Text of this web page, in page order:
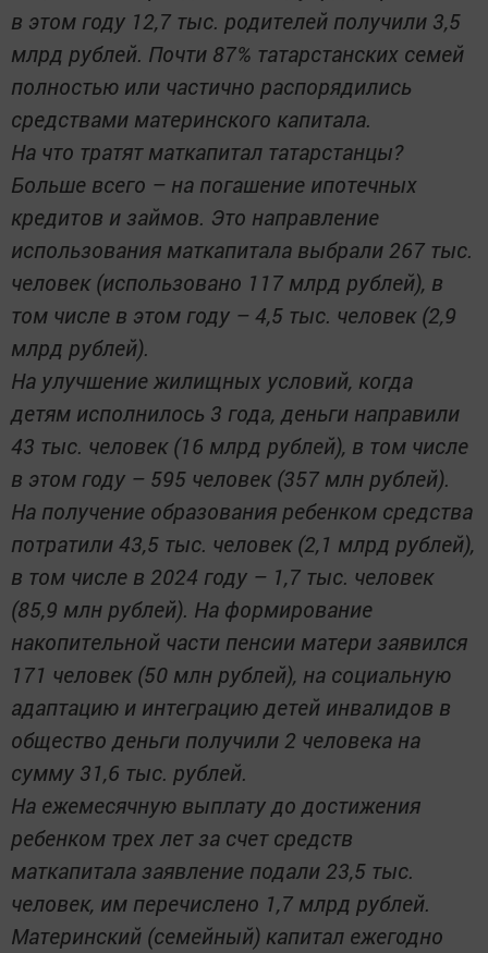
в этом году 12,7 тыс. родителей получили 3,5
млрд рублей. Почти 87% татарстанских семей
полностью или частично распорядились
средствами материнского капитала.
На что тратят маткапитал татарстанцы?
Больше всего – на погашение ипотечных
кредитов и займов. Это направление
использования маткапитала выбрали 267 тыс.
человек (использовано 117 млрд рублей), в
том числе в этом году – 4,5 тыс. человек (2,9
млрд рублей).
На улучшение жилищных условий, когда
детям исполнилось 3 года, деньги направили
43 тыс. человек (16 млрд рублей), в том числе
в этом году – 595 человек (357 млн рублей).
На получение образования ребенком средства
потратили 43,5 тыс. человек (2,1 млрд рублей),
в том числе в 2024 году – 1,7 тыс. человек
(85,9 млн рублей). На формирование
накопительной части пенсии матери заявился
171 человек (50 млн рублей), на социальную
адаптацию и интеграцию детей инвалидов в
общество деньги получили 2 человека на
сумму 31,6 тыс. рублей.
На ежемесячную выплату до достижения
ребенком трех лет за счет средств
маткапитала заявление подали 23,5 тыс.
человек, им перечислено 1,7 млрд рублей.
Материнский (семейный) капитал ежегодно